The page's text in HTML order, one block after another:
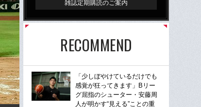
雑誌定期購読のご案内
RECOMMEND
「少しぼやけているだけでも
感覚が狂ってきます」Bリー
グ屈指のシューター・安藤周
人が明かす“見える”ことの重